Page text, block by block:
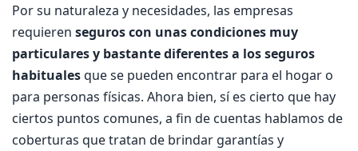
Por su naturaleza y necesidades, las empresas
requieren seguros con unas condiciones muy
particulares y bastante diferentes a los seguros
habitualesque se pueden encontrar para el hogar o
para personas físicas. Ahora bien, sí es cierto que hay
ciertos puntos comunes, a fin de cuentas hablamos de
coberturas que tratan de brindar garantías y